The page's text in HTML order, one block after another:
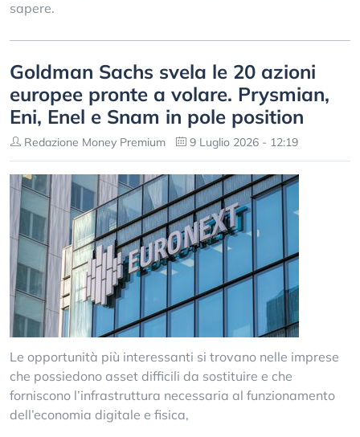
sapere.
Goldman Sachs svela le 20 azioni
europee pronte a volare. Prysmian,
Eni, Enel e Snam in pole position
Redazione Money Premium 9 Luglio 2026 - 12:19
Le opportunità più interessanti si trovano nelle imprese
che possiedono asset difficili da sostituire e che
forniscono l’infrastruttura necessaria al funzionamento
dell’economia digitale e fisica,